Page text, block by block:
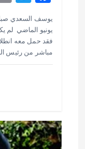
ac
e
b
o
it
te
r
يوسف السعدي
يونيو الماضي لم
فقد حمل معه
مباشر من رئيس